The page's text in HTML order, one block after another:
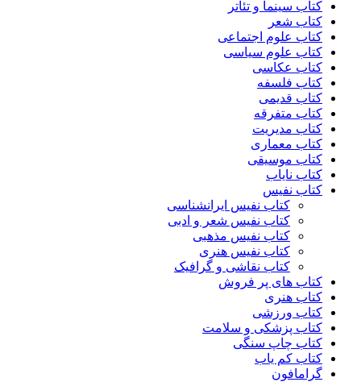
کتاب سینما و تئاتر
کتاب شعر
کتاب علوم اجتماعی
کتاب علوم سیاسی
کتاب عکاسی
کتاب فلسفه
کتاب قدیمی
کتاب متفرقه
کتاب مدیریت
کتاب معماری
کتاب موسیقی
کتاب نایاب
کتاب نفیس
کتاب نفیس ایرانشناسی
کتاب نفیس شعر و ادبی
کتاب نفیس مذهبی
کتاب نفیس هنری
کتاب نقاشی و گرافیک
کتاب های پر فروش
کتاب هنری
کتاب ورزشی
کتاب پزشکی و سلامت
کتاب چاپ سنگی
کتاب کم یاب
گرامافون